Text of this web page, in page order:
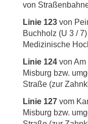
von
Linie 123 von
Buchholz (U 3 /
Medizinische
Linie 124 von
Misburg bzw.
Straße (zur
Linie 127 vom
Misburg bzw.